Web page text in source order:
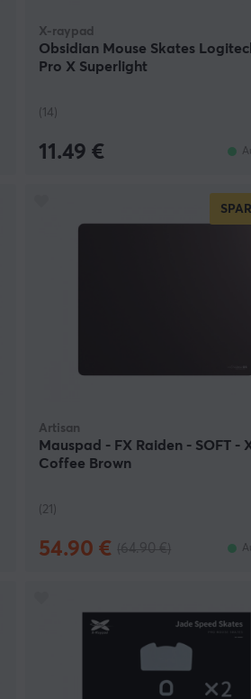
X-raypad
Obsidian Mouse Skates
Pro X Superlight
(14)
11.49 €
Artisan
Mauspad - FX Raiden - SOFT -
Coffee Brown
(21)
54.90 €